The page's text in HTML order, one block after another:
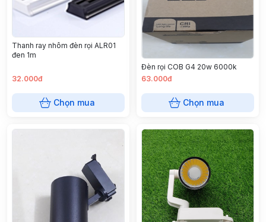
Thanh ray nhôm đèn rọi ALR01
đen 1m
32.000đ
Chọn mua
Đèn rọi COB G4 20w 6000k
63.000đ
Chọn mua